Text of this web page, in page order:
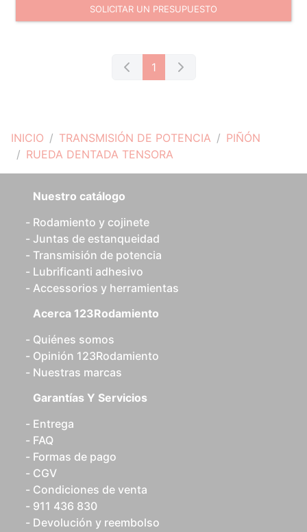
INICIO TRANSMISIÓN DE POTENCIA
PIÑÓN
RUEDA DENTADA TENSORA
SOLICITAR UN PRESUPUESTO
1
Nuestro catálogo
Rodamiento y cojinete
Juntas de estanqueidad
Transmisión de potencia
Lubrificanti adhesivo
Accessorios y herramientas
Acerca 123Rodamiento
Quiénes somos
Opinión 123Rodamiento
Nuestras marcas
Garantías Y Servicios
Entrega
FAQ
Formas de pago
CGV
Condiciones de venta
911 436 830
Devolución y reembolso